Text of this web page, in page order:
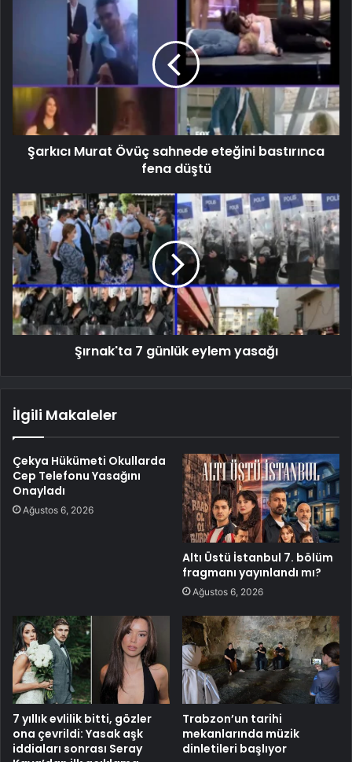
Şarkıcı Murat Övüç sahnede eteğini bastırınca
fena düştü
Şırnak'ta 7 günlük eylem yasağı
İlgili Makaleler
Çekya Hükümeti Okullarda
Cep Telefonu Yasağını
Onayladı
Ağustos 6, 2026
Altı Üstü İstanbul 7. bölüm
fragmanı yayınlandı mı?
Ağustos 6, 2026
7 yıllık evlilik bitti, gözler
ona çevrildi: Yasak aşk
iddiaları sonrası Seray
Trabzon’un tarihi
mekanlarında müzik
dinletileri başlıyor